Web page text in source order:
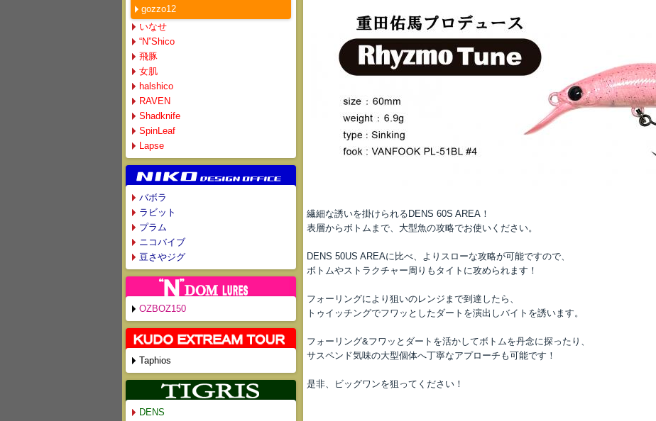
繊細な誘いを掛けられるDENS 60S AREA！
表層からボトムまで、大型魚の攻略でお使いください。
DENS 50US AREAに比べ、よりスローな攻略が可能ですので、
ボトムやストラクチャー周りもタイトに攻められます！
フォーリングにより狙いのレンジまで到達したら、
トゥイッチングでフワッとしたダートを演出しバイトを誘います。
フォーリング&フワッとダートを活かしてボトムを丹念に探ったり、
サスペンド気味の大型個体へ丁寧なアプローチも可能です！
是非、ビッグワンを狙ってください！
gozzo12
いなせ
“N”Shico
飛豚
女肌
halshico
RAVEN
Shadknife
SpinLeaf
Lapse
バボラ
ラビット
プラム
ニコバイブ
豆さやジグ
OZBOZ150
Taphios
DENS